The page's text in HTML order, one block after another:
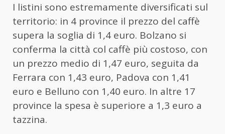
I listini sono estremamente diversificati sul
territorio: in 4 province il prezzo del caffè
supera la soglia di 1,4 euro. Bolzano si
conferma la città col caffè più costoso, con
un prezzo medio di 1,47 euro, seguita da
Ferrara con 1,43 euro, Padova con 1,41
euro e Belluno con 1,40 euro. In altre 17
province la spesa è superiore a 1,3 euro a
tazzina.